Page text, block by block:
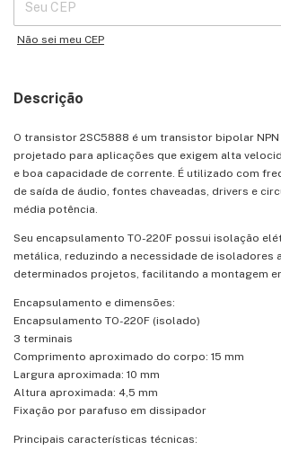
Não sei meu CEP
Descrição
O transistor 2SC5888 é um transistor bipolar
projetado para aplicações que exigem alta
e boa capacidade de corrente. É utilizado com
de saída de áudio, fontes chaveadas, drivers e
média potência.
Seu encapsulamento TO-220F possui isolação
metálica, reduzindo a necessidade de isoladores
determinados projetos, facilitando a montagem
Encapsulamento e dimensões:
Encapsulamento TO-220F (isolado)
3 terminais
Comprimento aproximado do corpo: 15 mm
Largura aproximada: 10 mm
Altura aproximada: 4,5 mm
Fixação por parafuso em dissipador
Principais características técnicas: